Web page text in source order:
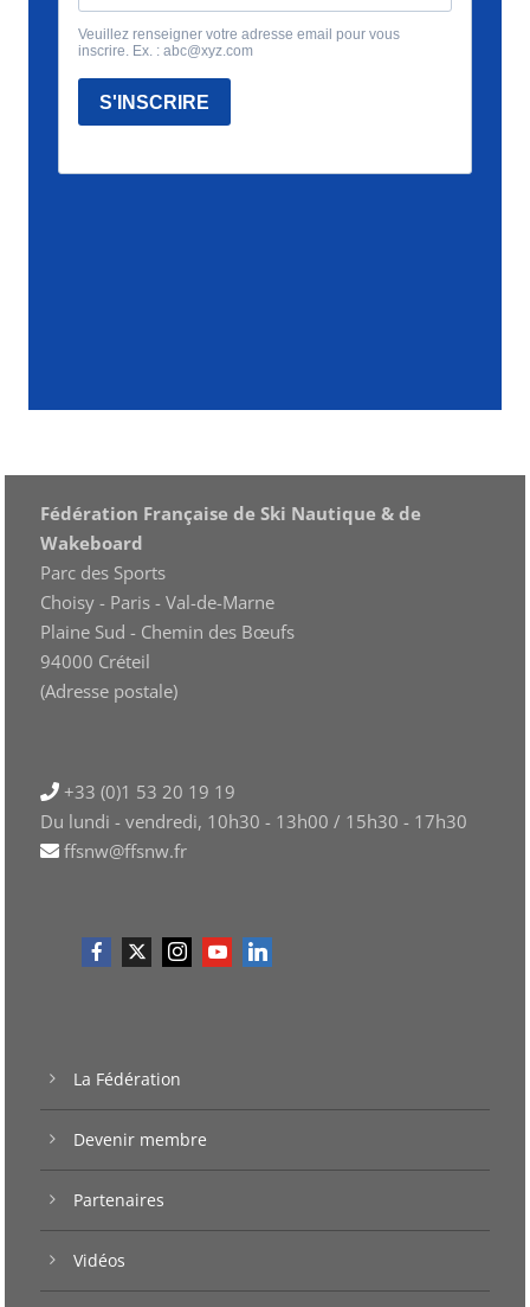
Fédération Française de Ski Nautique & de
Wakeboard
Parc des Sports
Choisy - Paris - Val-de-Marne
Plaine Sud - Chemin des Bœufs
94000 Créteil
(Adresse postale)
+33 (0)1 53 20 19 19
Du lundi - vendredi, 10h30 - 13h00 / 15h30 - 17h30
ffsnw@ffsnw.fr
La Fédération
Devenir membre
Partenaires
Vidéos